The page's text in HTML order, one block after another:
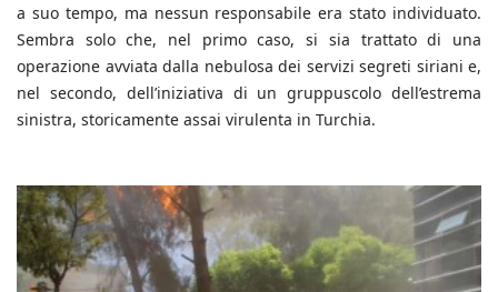
a suo tempo, ma nessun responsabile era stato individuato.
Sembra solo che, nel primo caso, si sia trattato di una
operazione avviata dalla nebulosa dei servizi segreti siriani e,
nel secondo, dell’iniziativa di un gruppuscolo dell’estrema
sinistra, storicamente assai virulenta in Turchia.